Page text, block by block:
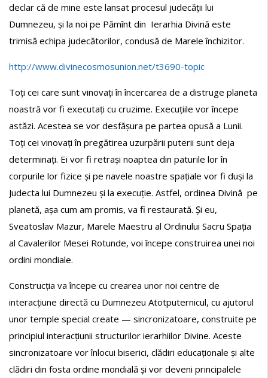
declar că de mine este lansat procesul judecății lui
Dumnezeu, și la noi pe Pămînt din Ierarhia Divină este
trimisă echipa judecătorilor, condusă de Marele închizitor.
http://www.divinecosmosunion.net/t3690-topic
Toți cei care sunt vinovați în încercarea de a distruge planeta
noastră vor fi executați cu cruzime. Execuțiile vor începe
astăzi. Acestea se vor desfășura pe partea opusă a Lunii.
Toți cei vinovați în pregătirea uzurpării puterii sunt deja
determinați. Ei vor fi retrași noaptea din paturile lor în
corpurile lor fizice și pe navele noastre spațiale vor fi duși la
Judecta lui Dumnezeu și la execuție. Astfel, ordinea Divină pe
planetă, așa cum am promis, va fi restaurată. Și eu,
Sveatoslav Mazur, Marele Maestru al Ordinului Sacru Spația
al Cavalerilor Mesei Rotunde, voi începe construirea unei noi
ordini mondiale.
Construcția va începe cu crearea unor noi centre de
interacțiune directă cu Dumnezeu Atotputernicul, cu ajutorul
unor temple special create — sincronizatoare, construite pe
principiul interacțiunii structurilor ierarhiilor Divine. Aceste
sincronizatoare vor înlocui biserici, clădiri educaționale și alte
clădiri din fosta ordine mondială și vor deveni principalele